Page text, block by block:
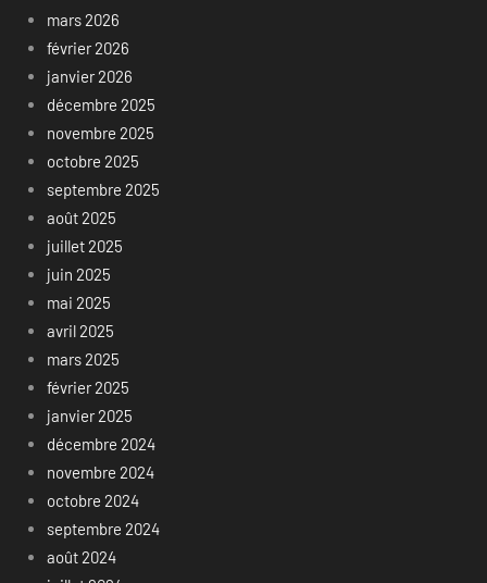
mars 2026
février 2026
janvier 2026
décembre 2025
novembre 2025
octobre 2025
septembre 2025
août 2025
juillet 2025
juin 2025
mai 2025
avril 2025
mars 2025
février 2025
janvier 2025
décembre 2024
novembre 2024
octobre 2024
septembre 2024
août 2024